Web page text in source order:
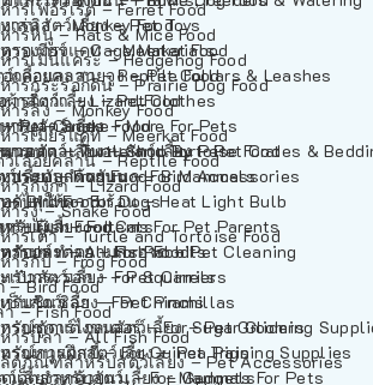
ารเฟอร์เร็ต – Ferret Food
ารหนู – Rats & Mice Food
ารเม่นแคระ – Hedgehog Food
ารกระรอกดิน – Prairie Dog Food
ารลิง – Monkey Food
ารเมียร์แคท – Meerkat Food
เลี้อยคลาน – Reptile Food
ารกิ้งก่า – Lizard Food
ารงู – Snake Food
ารเต่า – Turtle and Tortoise Food
ารกบ – Frog Food
– Bird Food
– Fish Food
ารปลา – All Fish Food
ตภัณฑ์สำหรับสัตว์เลี้ยง – Pet Accessories
ารลิง – Monkey Food
ารเมียร์แคท – Meerkat Food
เลี้อยคลาน – Reptile Food
ารกิ้งก่า – Lizard Food
ารงู – Snake Food
ารเต่า – Turtle and Tortoise Food
ารกบ – Frog Food
– Bird Food
– Fish Food
ารปลา – All Fish Food
เล่นสัตว์เลี้ยง – Pet Toys
รองกรง – Cage Materials
กคอและสายจูง – Pet Collars & Leashes
ผ้าสัตว์เลี้ยง – Pet Clothes
รับสัตว์เลี้ยง – More For Pets
นอนและที่นอนสัตว์เลี้ยง – Pet Crates &
ประดับสำหรับนก – Bird Accessories
ดไฟให้ความร้อน – Heat Light Bulb
รับผู้เลี้ยง – Items For Pet Parents
ภัณฑ์ทำความสะอาด – Pet Cleaning
เป๋าสัตว์เลี้ยง – Pet Carriers
ข็นสัตว์เลี้ยง – Pet Prams
รณ์ตัดแต่งขนสัตว์เลี้ยง – Pet Grooming
รณ์การฝึกสัตว์เลี้ยง – Pet Training Supplies
เจ็ตสำหรับสัตว์เลี้ยง – Gadgets For Pets
– Pet Cages
วดสัตว์เลี้ยง – Shop By Pet
เลี้ยงลูกด้วยนม – For Mammals
รับสุนัข – For Dogs
รับแมว – For Cats
รับกระต่าย – For Rabbits
รับกระรอก – For Squirrels
รับชินชิล่า – For Chinchillas
รับชูการ์ไกลเดอร์ – For Sugar Gliders
รับหนูแกสบี้ – For Guinea Pigs
เลี้ยงลูกด้วยนม – For Mammals